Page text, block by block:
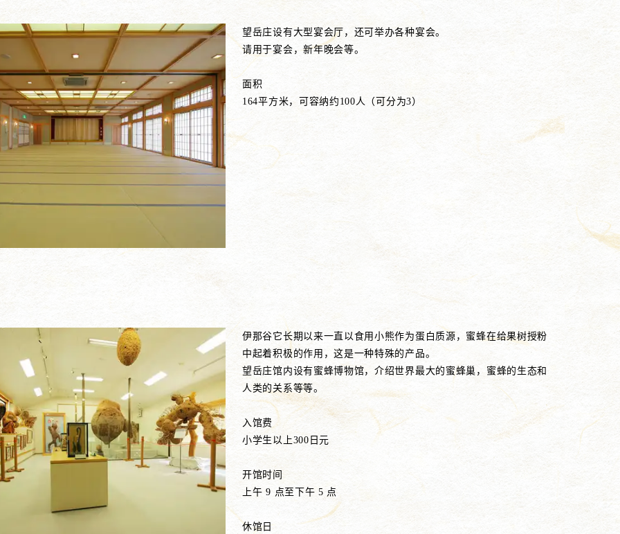
望岳庄设有大型宴会厅，还可举办各种宴会。
请用于宴会，新年晚会等。
面积
164平方米，可容纳约100人（可分为3）
伊那谷它长期以来一直以食用小熊作为蛋白质源，蜜蜂在给果树授粉
中起着积极的作用，这是一种特殊的产品。
望岳庄馆内设有蜜蜂博物馆，介绍世界最大的蜜蜂巢，蜜蜂的生态和
人类的关系等等。
入馆费
小学生以上300日元
开馆时间
上午 9 点至下午 5 点
休馆日